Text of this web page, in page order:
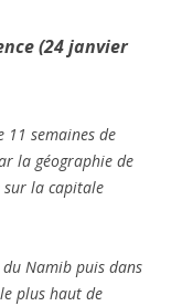
(24 janvier
11 semaines de
la géographie de
sur la capitale
Namib puis dans
plus haut de